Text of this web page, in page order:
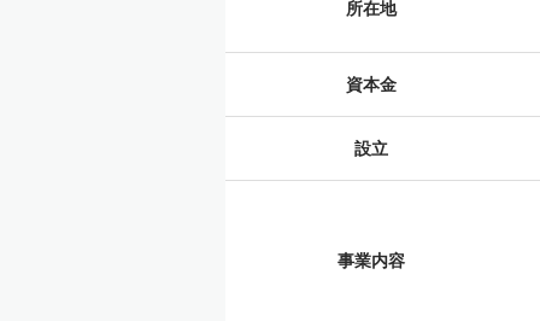
所在地
資本金
設立
事業内容